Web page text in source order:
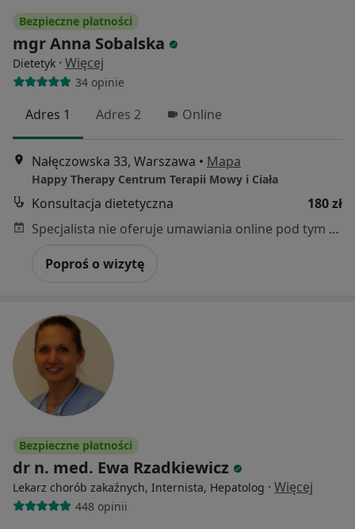
Bezpieczne płatności
mgr Anna Sobalska
Dietetyk · Więcej
34 opinie
Adres 1 Adres 2 Online
Nałęczowska 33, Warszawa • Mapa
Happy Therapy Centrum Terapii Mowy i Ciała
Konsultacja dietetyczna
180 zł
Specjalista nie oferuje umawiania online pod tym adresem.
Poproś o wizytę
Bezpieczne płatności
dr n. med. Ewa Rzadkiewicz
Lekarz chorób zakaźnych, Internista, Hepatolog · Więcej
448 opinii